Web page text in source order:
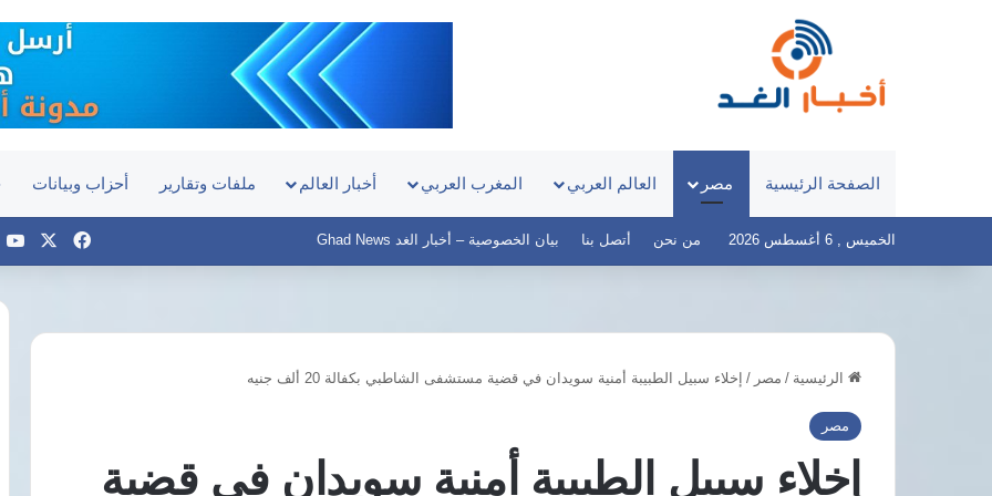
الصفحة الرئيسية مصر العالم العربي المغرب العربي أخبار العالم ملفات وتقارير أحزاب وبيانات
الخميس , 6 أغسطس 2026 من نحن أتصل بنا بيان الخصوصية – أخبار الغد Ghad News فيسبوك
الرئيسية / مصر / إخلاء سبيل الطبيبة أمنية سويدان في قضية مستشفى الشاطبي بكفالة 20 ألف جنيه
مصر
إخلاء سبيل الطبيبة أمنية سويدان في قضية
جرائم
احتفالًا